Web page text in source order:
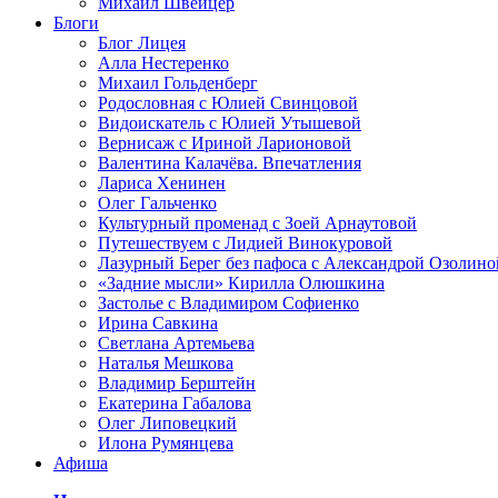
Блоги
Блог Лицея
Алла Нестеренко
Михаил Гольденберг
Родословная с Юлией Свинцовой
Видоискатель с Юлией Утышевой
Вернисаж с Ириной Ларионовой
Валентина Калачёва. Впечатления
Лариса Хенинен
Олег Гальченко
Культурный променад с Зоей Арнаутовой
Путешествуем с Лидией Винокуровой
Лазурный Берег без пафоса с Александрой
«Задние мысли» Кирилла Олюшкина
Застолье с Владимиром Софиенко
Ирина Савкина
Светлана Артемьева
Наталья Мешкова
Владимир Берштейн
Екатерина Габалова
Олег Липовецкий
Илона Румянцева
Афиша